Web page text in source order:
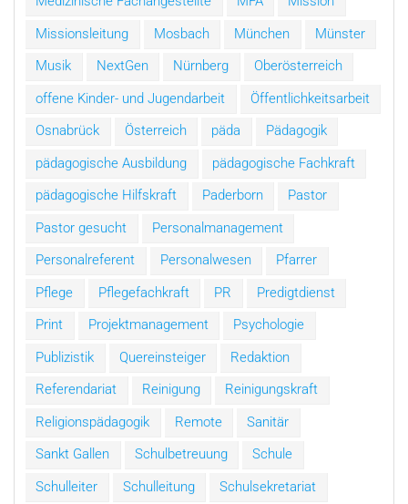
Missionsleitung
Mosbach München
Münster
Musik
NextGen Nürnberg
Oberösterreich
offene Kinder- und Jugendarbeit
Öffentlichkeitsarbeit
Osnabrück
Österreich päda
Pädagogik
pädagogische Ausbildung
pädagogische Fachkraft
pädagogische Hilfskraft
Paderborn
Pastor
Pastor gesucht
Personalmanagement
Personalreferent
Personalwesen
Pfarrer
Pflege
Pflegefachkraft PR
Predigtdienst
Print
Projektmanagement
Psychologie
Publizistik
Quereinsteiger
Redaktion
Referendariat
Reinigung
Reinigungskraft
Religionspädagogik
Remote
Sanitär
Sankt Gallen
Schulbetreuung
Schule
Schulleiter
Schulleitung
Schulsekretariat